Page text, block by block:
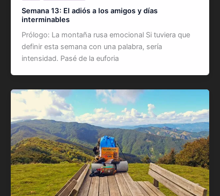
Semana 13: El adiós a los amigos y días
interminables
Prólogo: La montaña rusa emocional Si tuviera que
definir esta semana con una palabra, sería
intensidad. Pasé de la euforia